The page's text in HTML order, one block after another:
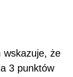
wskazuje, że
3 punktów